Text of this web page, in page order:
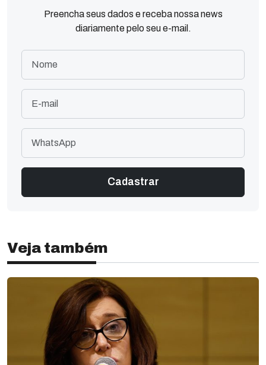
Preencha seus dados e receba nossa news
diariamente pelo seu e-mail.
Veja também